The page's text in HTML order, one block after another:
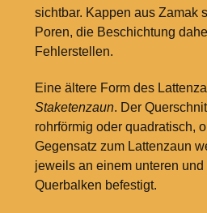
sichtbar. Kappen aus Zamak
Poren, die Beschichtung
Fehlerstellen.
Eine ältere Form des
Staketenzaun. Der
rohrförmig oder quadratisch,
Gegensatz zum Lattenzaun
jeweils an einem unteren
Querbalken befestigt.